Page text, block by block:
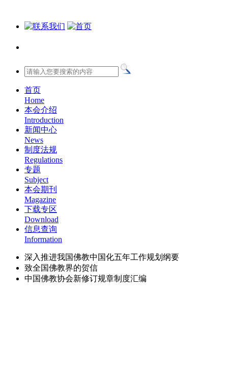
首页
Home
本会介绍
Introduction
新闻中心
News
制度法规
Regulations
专题
Subject
本会期刊
Magazine
下载专区
Download
信息查询
Information
深入推进我国佛教中国化五年工作规划纲要
致全国佛教界的贺信
中国佛教协会新修订规章制度汇编